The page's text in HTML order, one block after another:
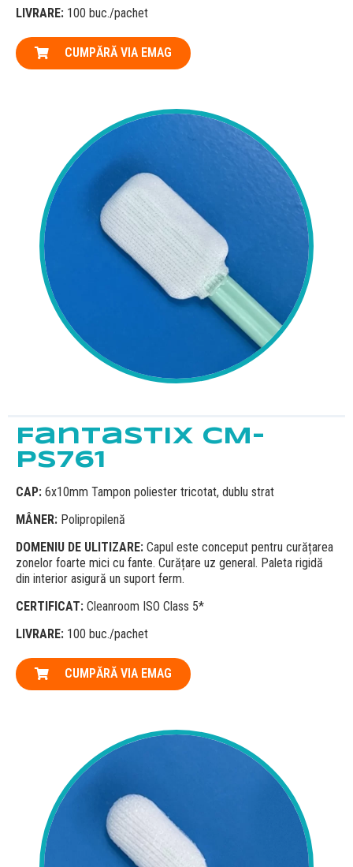
LIVRARE: 100 buc./pachet
CUMPĂRĂ VIA EMAG
Fantastix CM-
PS761
CAP: 6x10mm Tampon poliester tricotat, dublu strat
MÂNER: Polipropilenă
DOMENIU DE ULITIZARE: Capul este conceput pentru curățarea
zonelor foarte mici cu fante. Curățare uz general. Paleta rigidă
din interior asigură un suport ferm.
CERTIFICAT: Cleanroom ISO Class 5*
LIVRARE: 100 buc./pachet
CUMPĂRĂ VIA EMAG